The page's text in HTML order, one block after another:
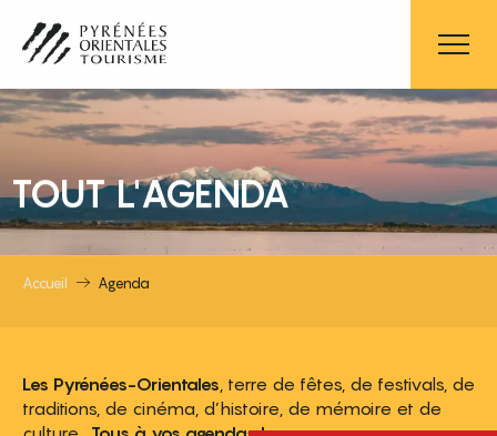
contenu
principal
TOUT L'AGENDA
Accueil Agenda
Les Pyrénées-Orientales , terre de fêtes, de festivals, de
traditions, de cinéma, d’histoire, de mémoire et de